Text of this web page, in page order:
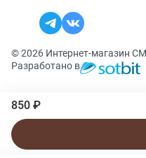
850 ₽
© 2026 Интернет-магазин
Разработано в